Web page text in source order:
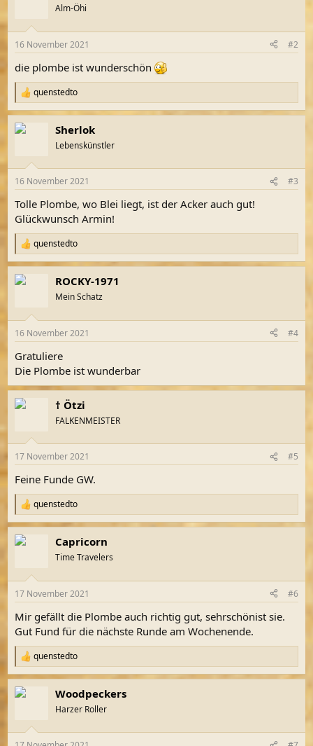
e
:
Alm-Öhi
16 November 2021 #2
die plombe ist wunderschön
R
e
a
k
e
:
quenstedto
Sherlok
Lebenskünstler
16 November 2021 #3
Tolle Plombe, wo Blei liegt, ist der Acker auch gut!
Glückwunsch Armin!
R
e
a
k
e
:
quenstedto
ROCKY-1971
Mein Schatz
16 November 2021 #4
Gratuliere
Die Plombe ist wunderbar
† Ötzi
FALKENMEISTER
17 November 2021 #5
Feine Funde GW.
R
e
a
k
e
:
quenstedto
Capricorn
Time Travelers
17 November 2021 #6
Mir gefällt die Plombe auch richtig gut, sehrschönist sie.
Gut Fund für die nächste Runde am Wochenende.
R
e
a
k
quenstedto
Woodpeckers
Harzer Roller